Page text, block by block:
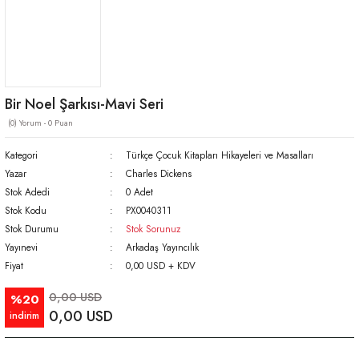
Bir Noel Şarkısı-Mavi Seri
(0) Yorum - 0 Puan
Kategori
Türkçe Çocuk Kitapları Hikayeleri ve Masalları
Yazar
Charles Dickens
Stok Adedi
0 Adet
Stok Kodu
PX0040311
Stok Durumu
Stok Sorunuz
Yayınevi
Arkadaş Yayıncılık
Fiyat
0,00 USD + KDV
%20
indirim
0,00 USD
0,00 USD